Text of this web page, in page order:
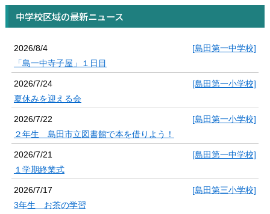
中学校区域の最新ニュース
2026/8/4
[島田第一中学校]
「島一中寺子屋」１日目
2026/7/24
[島田第一小学校]
夏休みを迎える会
2026/7/22
[島田第一小学校]
２年生 島田市立図書館で本を借りよう！
2026/7/21
[島田第一中学校]
１学期終業式
2026/7/17
[島田第三小学校]
3年生 お茶の学習